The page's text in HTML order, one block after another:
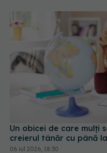
Un obicei de care mulți
creierul tânăr cu până
06 iul 2026, 18:30